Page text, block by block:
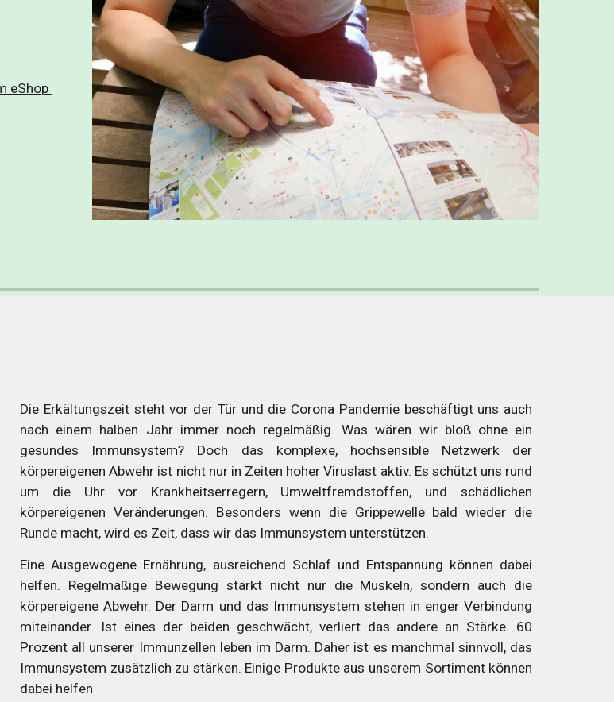
eShop
Die Erkältungszeit steht vor der Tür und die Corona Pandemie beschäftigt uns auch
nach einem halben Jahr immer noch regelmäßig.Was wären wir bloß ohne ein
gesundes Immunsystem? Doch das komplexe, hochsensible Netzwerk der
körpereigenen Abwehr ist nicht nur in Zeiten hoher Viruslast aktiv. Es schützt uns rund
um die Uhr vor Krankheitserregern, Umweltfremdstoffen, und schädlichen
körpereigenen Veränderungen. Besonders wenn die Grippewelle bald wieder die
Runde macht, wird es Zeit, dass wir das Immunsystem unterstützen.
Eine Ausgewogene Ernährung, ausreichend Schlaf und Entspannung können dabei
helfen. Regelmäßige Bewegung stärkt nicht nur die Muskeln, sondern auch die
körpereigene Abwehr. Der Darm und das Immunsystem stehen in enger Verbindung
miteinander. Ist eines der beiden geschwächt, verliert das andere an Stärke. 60
Prozent all unserer Immunzellen leben im Darm. Daher ist es manchmal sinnvoll, das
Immunsystem zusätzlich zu stärken. Einige Produkte aus unserem Sortiment können
dabei helfen